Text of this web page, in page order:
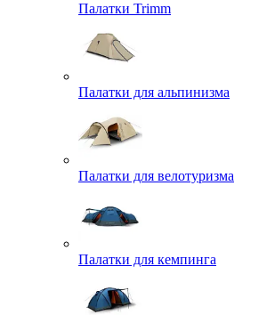
Палатки Trimm
Палатки для альпинизма
Палатки для велотуризма
Палатки для кемпинга